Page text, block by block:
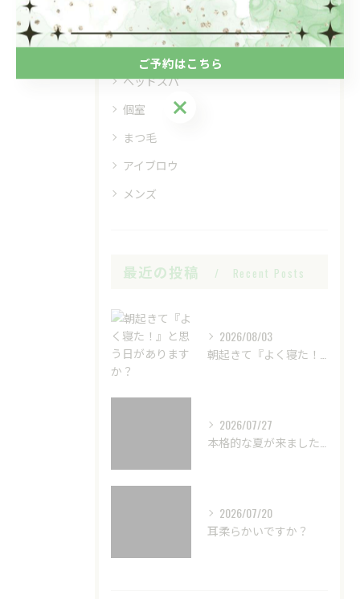
カテゴリー Categories
全てのカテゴリー
ヘッドスパ
個室
まつ毛
アイブロウ
メンズ
最近の投稿 Recent Posts
2026/08/03
朝起きて『よく寝た！』と思う日がありますか？
2026/07/27
本格的な夏が来ました☀️
2026/07/20
耳柔らかいですか？
ご予約はこちら
ご予約はこちら